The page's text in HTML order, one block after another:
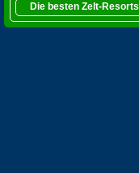
Die besten Zelt-Resorts